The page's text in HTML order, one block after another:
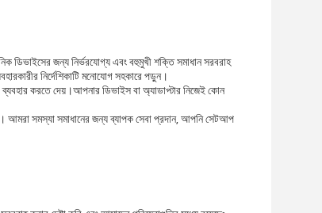
ডিভাইসের জন্য নির্ভরযোগ্য এবং বহুমুখী শক্তি সমাধান সরবরাহ
নির্দেশিকাটি মনোযোগ সহকারে পড়ুন।
করতে দেয়।আপনার ডিভাইস বা অ্যাডাপ্টার নিজেই কোন
সমস্যা সমাধানের জন্য ব্যাপক সেবা প্রদান, আপনি সেটআপ